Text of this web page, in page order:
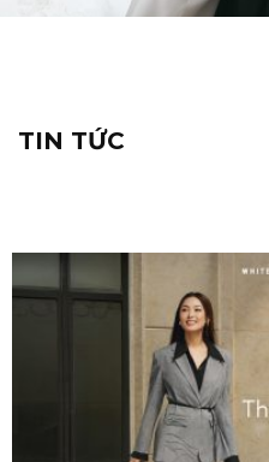
TIN TỨC